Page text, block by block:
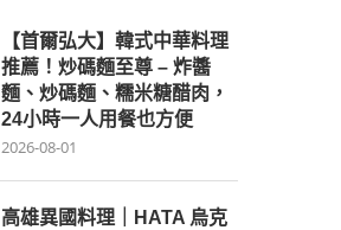
【首爾弘大】韓式中華料理
推薦！炒碼麵至尊 – 炸醬
麵、炒碼麵、糯米糖醋肉，
24小時一人用餐也方便
2026-08-01
高雄異國料理｜HATA 烏克